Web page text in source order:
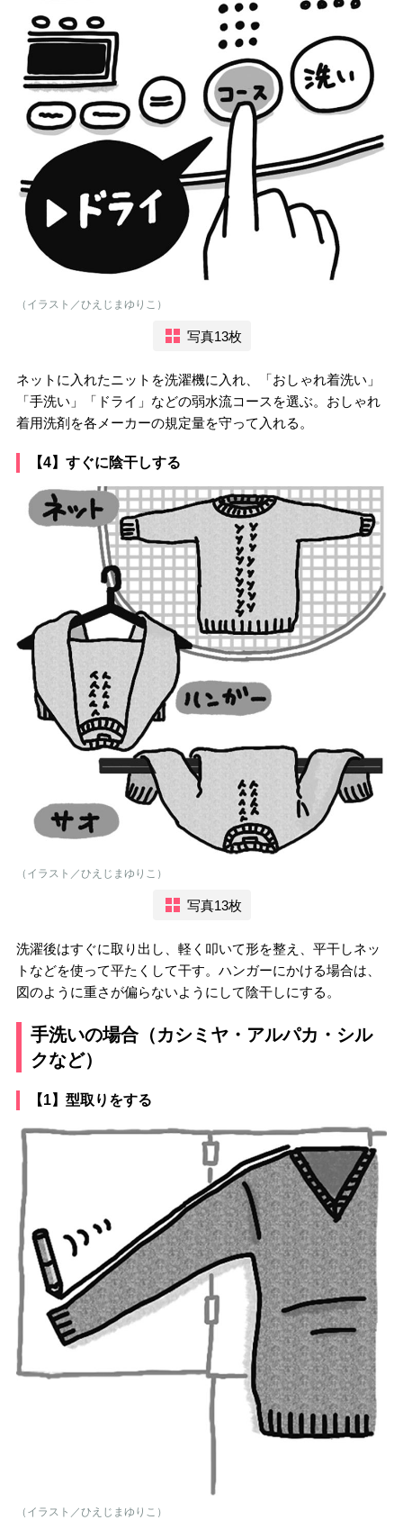
（イラスト／ひえじまゆりこ）
写真13枚
ネットに入れたニットを洗濯機に入れ、「おしゃれ着洗い」
「手洗い」「ドライ」などの弱水流コースを選ぶ。おしゃれ
着用洗剤を各メーカーの規定量を守って入れる。
【4】すぐに陰干しする
（イラスト／ひえじまゆりこ）
写真13枚
洗濯後はすぐに取り出し、軽く叩いて形を整え、平干しネッ
トなどを使って平たくして干す。ハンガーにかける場合は、
図のように重さが偏らないようにして陰干しにする。
手洗いの場合（カシミヤ・アルパカ・シル
クなど）
【1】型取りをする
（イラスト／ひえじまゆりこ）